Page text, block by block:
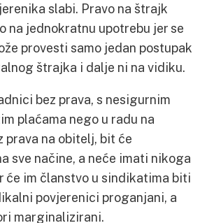
slabi. Pravo na štrajk
na jednokratnu upotrebu jer se
provesti samo jedan postupak
štrajka i dalje ni na vidiku.
bez prava, s nesigurnim
plaćama nego u radu na
prava na obitelj, bit će
sve načine, a neće imati nikoga
će im članstvo u sindikatima biti
povjerenici proganjani, a
marginalizirani.